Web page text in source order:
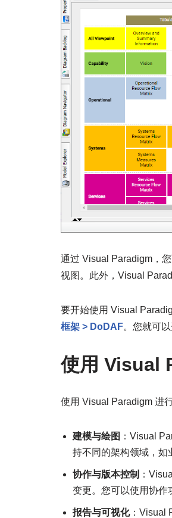
通过 Visual Paradigm，
视图。此外，Visual
要开始使用 Visual
框架 > DoDAF。您就可
使用 Visual
使用 Visual Paradigm 进
建模与绘图 ：Visual
持不同的架构领域，如
协作与版本控制 ：
变更。您可以使用协作
报告与可视化：Visual